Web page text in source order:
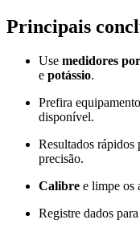
Principais
Use medidores
e potássio.
Prefira
disponível.
Resultados rápidos
precisão.
Calibre e limpe os
Registre dados